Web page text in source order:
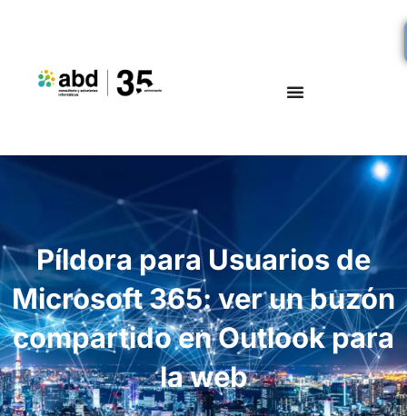
Píldora para Usuarios de
Microsoft 365: ver un buzón
compartido en Outlook para
la web